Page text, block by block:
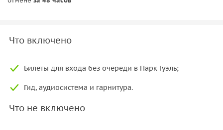
Что включено
Билеты для входа без очереди в Парк Гуэль;
Гид, аудиосистема и гарнитура.
Что не включено